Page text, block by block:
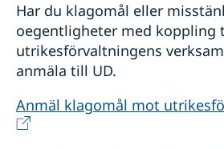
Har du klagomål eller
oegentligheter med koppling
utrikesförvaltningens
anmäla till UD.
Anmäl klagomål mot